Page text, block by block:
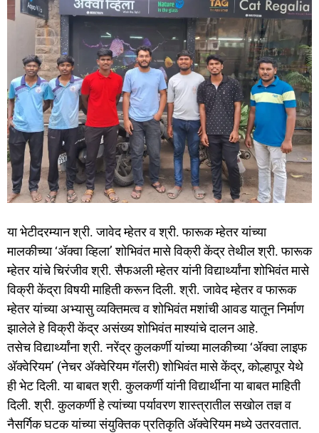
या भेटीदरम्यान श्री. जावेद म्हेतर व श्री. फारूक म्हेतर यांच्या
मालकीच्या ‘ॲक्वा व्हिला’ शोभिवंत मासे विक्री केंद्र तेथील श्री. फारूक
म्हेतर यांचे चिरंजीव श्री. सैफअली म्हेतर यांनी विद्यार्थ्यांना शोभिवंत मासे
विक्री केंद्रा विषयी माहिती करून दिली. श्री. जावेद म्हेतर व फारूक
म्हेतर यांच्या अभ्यासु व्यक्तिमत्व व शोभिवंत मशांची आवड यातून निर्माण
झालेले हे विक्री केंद्र असंख्य शोभिवंत माश्यांचे दालन आहे.
तसेच विद्यार्थ्यांना श्री. नरेंद्र कुलकर्णी यांच्या मालकीच्या ‘ॲक्वा लाइफ
अ‍ॅक्वेरियम’ (नेचर अ‍ॅक्वेरियम गॅलरी) शोभिवंत मासे केंद्र, कोल्हापूर येथे
ही भेट दिली. या बाबत श्री. कुलकर्णी यांनी विद्यार्थीना या बाबत माहिती
दिली. श्री. कुलकर्णी हे त्यांच्या पर्यावरण शास्त्रातील सखोल तज्ञ व
नैसर्गिक घटक यांच्या संयुक्तिक प्रतिकृति अ‍ॅक्वेरियम मध्ये उतरवतात.